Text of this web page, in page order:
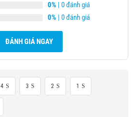
0% | 0 đánh giá
0% | 0 đánh giá
ĐÁNH GIÁ NGAY
4 3 2 1